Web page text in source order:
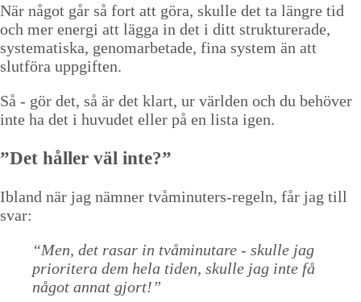
Video
Kontakt
Shop
Kunder
Press
När något går så fort att göra, skulle det ta längre tid
och mer energi att lägga in det i ditt strukturerade,
systematiska, genomarbetade, fina system än att
slutföra uppgiften.
Så - gör det, så är det klart, ur världen och du behöver
inte ha det i huvudet eller på en lista igen.
”Det håller väl inte?”
Ibland när jag nämner tvåminuters-regeln, får jag till
svar:
“Men, det rasar in tvåminutare - skulle jag
prioritera dem hela tiden, skulle jag inte få
något annat gjort!”